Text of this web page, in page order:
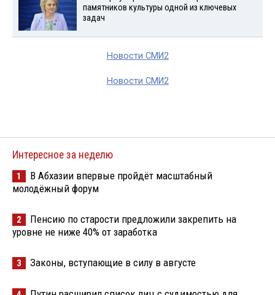
памятников культуры одной из ключевых
задач
Новости СМИ2
Новости СМИ2
Интересное за неделю
1
В Абхазии впервые пройдёт масштабный
молодёжный форум
2
Пенсию по старости предложили закрепить на
уровне не ниже 40% от заработка
3 Законы, вступающие в силу в августе